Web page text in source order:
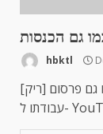
גם הכנסות
hbktl
[ריק] כבר בניית טורבינות טסלה בשיטות שונות, כמו גם פרסום